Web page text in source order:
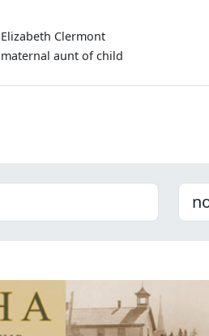
Elizabeth Clermont
maternal aunt of child